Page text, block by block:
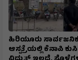
ಹಿರಿಯೂರು ಸಾರ್ವಜನಿಕ
ಆಸ್ಪತ್ರೆಯಲ್ಲಿ ಕೆನಾಪಿ